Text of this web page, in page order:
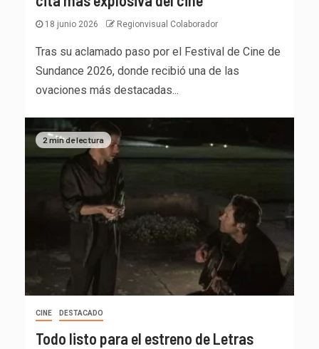
18 junio 2026 Regionvisual Colaborador
Tras su aclamado paso por el Festival de Cine de
Sundance 2026, donde recibió una de las
ovaciones más destacadas...
2 min de lectura
CINE DESTACADO
Todo listo para el estreno de Letras